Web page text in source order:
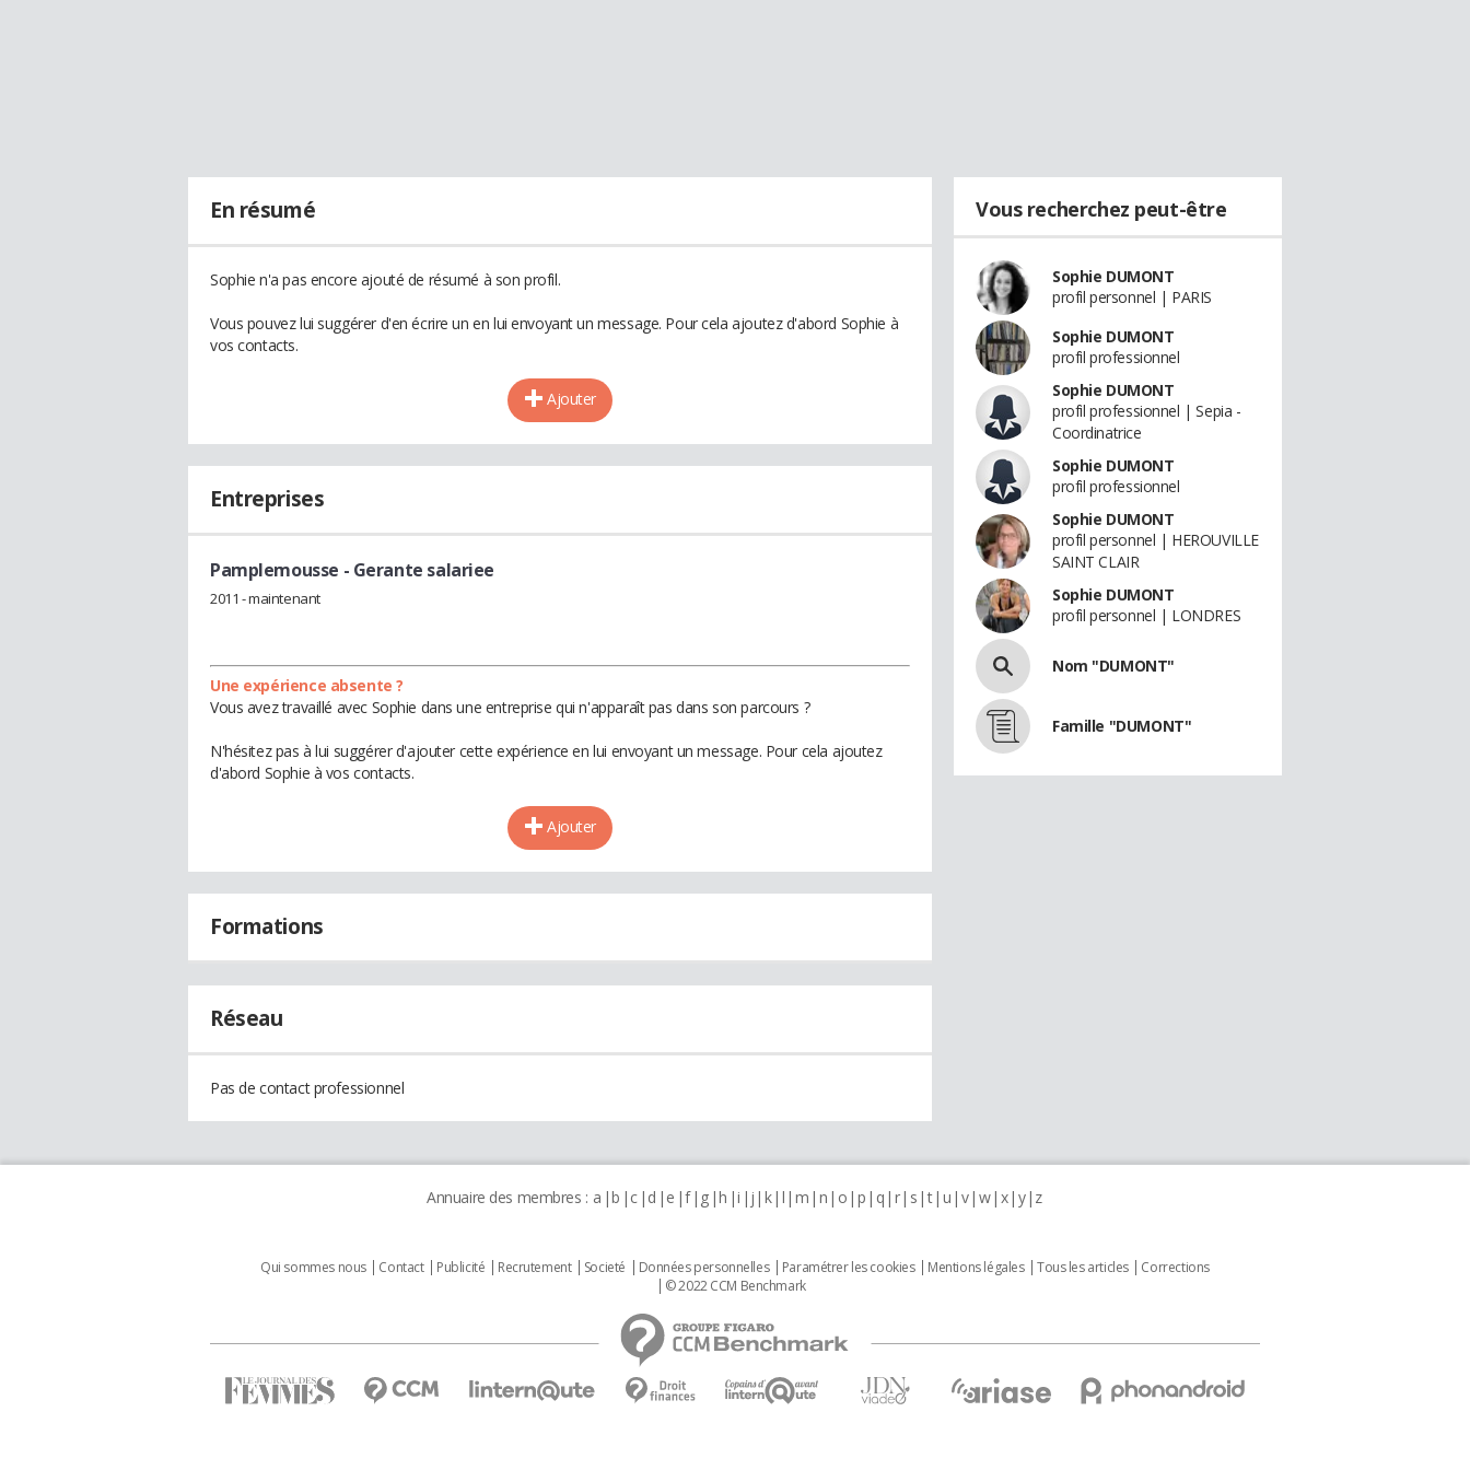
En résumé
Sophie n'a pas encore ajouté de résumé à son profil.
Vous pouvez lui suggérer d'en écrire un en lui envoyant un message. Pour cela ajoutez d'abord Sophie à
vos contacts.
Ajouter
Entreprises
Pamplemousse - Gerante salariee
2011 - maintenant
Une expérience absente ?
Vous avez travaillé avec Sophie dans une entreprise qui n'apparaît pas dans son parcours ?
N'hésitez pas à lui suggérer d'ajouter cette expérience en lui envoyant un message. Pour cela ajoutez
d'abord Sophie à vos contacts.
Ajouter
Formations
Réseau
Pas de contact professionnel
Vous recherchez peut-être
Sophie DUMONT
profil personnel | PARIS
Sophie DUMONT
profil professionnel
Sophie DUMONT
profil professionnel | Sepia -
Coordinatrice
Sophie DUMONT
profil professionnel
Sophie DUMONT
profil personnel | HEROUVILLE
SAINT CLAIR
Sophie DUMONT
profil personnel | LONDRES
Nom "DUMONT"
Famille "DUMONT"
Annuaire des membres : a b c d e f g h i j k l m n o p q r s t u v w x y z
Qui sommes nous Contact Publicité Recrutement Societé Données personnelles Paramétrer les cookies Mentions légales Tous les articles
Corrections
© 2022 CCM Benchmark